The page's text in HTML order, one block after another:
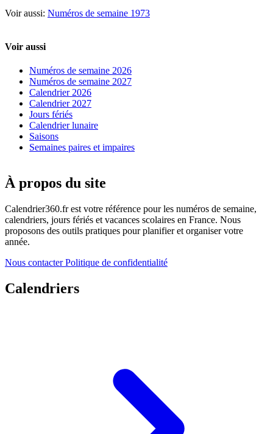
Voir aussi: Numéros de semaine 1973
Voir aussi
Numéros de semaine 2026
Numéros de semaine 2027
Calendrier 2026
Calendrier 2027
Jours fériés
Calendrier lunaire
Saisons
Semaines paires et impaires
À propos du site
Calendrier360.fr est votre référence pour les numéros de semaine,
calendriers, jours fériés et vacances scolaires en France. Nous
proposons des outils pratiques pour planifier et organiser votre
année.
Nous contacterPolitique de confidentialité
Calendriers